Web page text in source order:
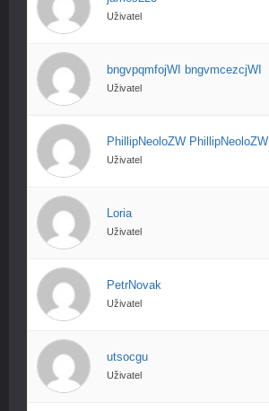
Uživatel
bngvpqmfojWI bngvmcezcjWI
Uživatel
PhillipNeoloZW PhillipNeoloZW
Uživatel
Loria
Uživatel
PetrNovak
Uživatel
utsocgu
Uživatel